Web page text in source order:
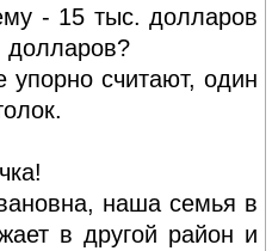
- 15 тыс. долларов
долларов?
упорно считают, один
наша семья в
в другой район и